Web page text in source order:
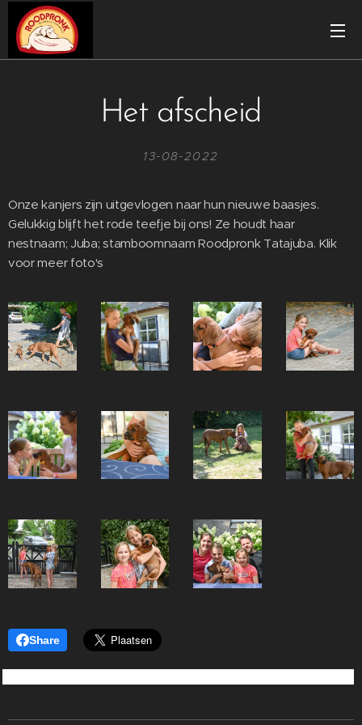
Het afscheid
13-08-2022
Onze kanjers zijn uitgevlogen naar hun nieuwe baasjes.
Gelukkig blijft het rode teefje bij ons! Ze houdt haar
nestnaam; Juba; stamboomnaam Roodpronk Tatajuba. Klik
voor meer foto's
Share